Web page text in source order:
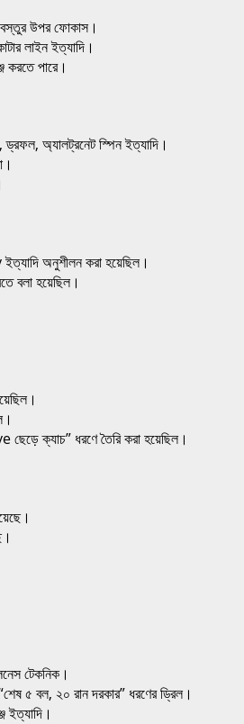
উপর ফোকাস।
লাইন ইত্যাদি।
করতে পারে।
অ্যালট্রনেট স্পিন ইত্যাদি।
অনুশীলন করা হয়েছিল।
বলা হয়েছিল।
ক্যাচ” ধরণে তৈরি করা হয়েছিল।
টেকনিক।
৫ বল, ২০ রান দরকার” ধরণের ড্রিল।
ইত্যাদি।